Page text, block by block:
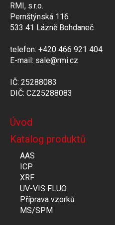
RMI, s.r.o.
Pernštýnská 116
533 41 Lázně Bohdaneč
telefon: +420 466 921 404
E-mail: sale@rmi.cz
IČ: 25288083
DIČ: CZ25288083
Úvod
Katalog produktů
AAS
ICP
XRF
UV-VIS FLUO
Příprava vzorků
MS/SPM